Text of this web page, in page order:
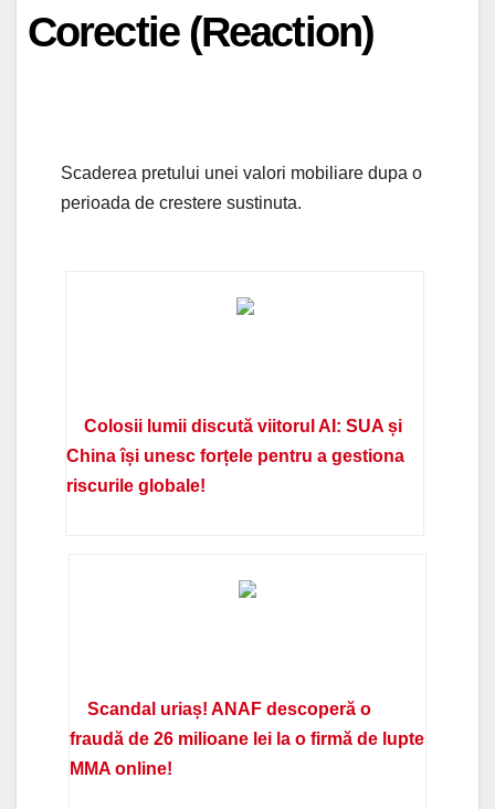
Corectie (Reaction)
Scaderea pretului unei valori mobiliare dupa o
perioada de crestere sustinuta.
Colosii lumii discută viitorul AI: SUA și
China își unesc forțele pentru a gestiona
riscurile globale!
Scandal uriaș! ANAF descoperă o
fraudă de 26 milioane lei la o firmă de lupte
MMA online!